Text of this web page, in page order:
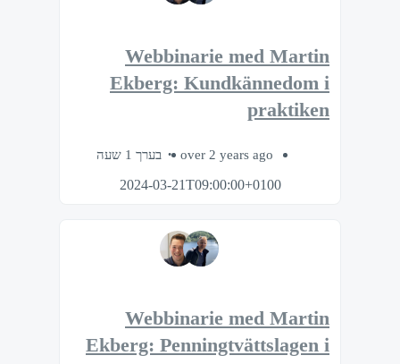
Webbinarie med Martin
Ekberg: Kundkännedom i
praktiken
over 2 years ago
בערך 1 שעה
2024-03-21T09:00:00+0100
Webbinarie med Martin
Ekberg: Penningtvättslagen i